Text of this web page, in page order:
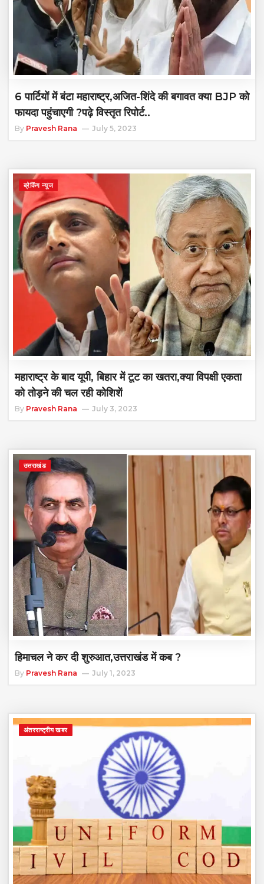
6 पार्टियों में बंटा महाराष्ट्र,अजित-शिंदे की बगावत क्या BJP को
फायदा पहुंचाएगी ?पढ़े विस्तृत रिपोर्ट..
By Pravesh Rana July 5, 2023
ब्रेकिंग न्यूज
महाराष्ट्र के बाद यूपी, बिहार में टूट का खतरा,क्या विपक्षी एकता
को तोड़ने की चल रही कोशिशें
By Pravesh Rana July 3, 2023
उत्तराखंड
हिमाचल ने कर दी शुरुआत,उत्तराखंड में कब ?
By Pravesh Rana July 1, 2023
अंतरराष्ट्रीय खबर